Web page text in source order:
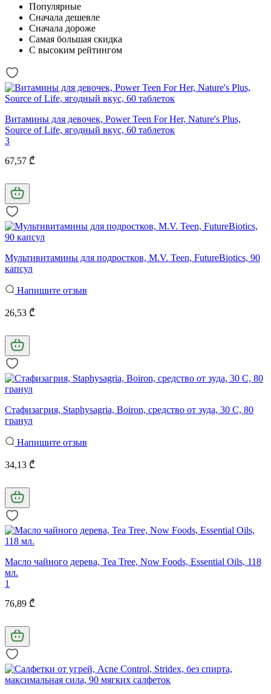
Популярные
Сначала дешевле
Сначала дороже
Самая большая скидка
С высоким рейтингом
Витамины для девочек, Power Teen For Her, Nature's Plus,
Source of Life, ягодный вкус, 60 таблеток
3
67,57 ₾
Мультивитамины для подростков, M.V. Teen, FutureBiotics, 90
капсул
Напишите отзыв
26,53 ₾
Стафизагрия, Staphysagria, Boiron, средство от зуда, 30 C, 80
гранул
Напишите отзыв
34,13 ₾
Масло чайного дерева, Tea Tree, Now Foods, Essential Oils, 118
мл.
1
76,89 ₾